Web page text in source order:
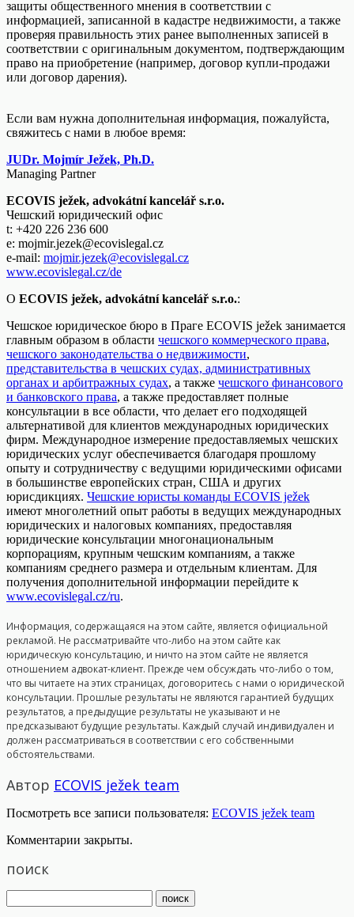
защиты общественного мнения в соответствии с
информацией, записанной в кадастре недвижимости, а также
проверяя правильность этих ранее выполненных записей в
соответствии с оригинальным документом, подтверждающим
право на приобретение (например, договор купли-продажи
или договор дарения).
Если вам нужна дополнительная информация, пожалуйста,
свяжитесь с нами в любое время:
JUDr. Mojmír Ježek, Ph.D.
Managing Partner
ECOVIS ježek, advokátní kancelář s.r.o.
Чешский юридический офис
t: +420 226 236 600
e: mojmir.jezek@ecovislegal.cz
e-mail: mojmir.jezek@ecovislegal.cz
www.ecovislegal.cz/de
O ECOVIS ježek, advokátní kancelář s.r.o.:
Чешское юридическое бюро в Праге ECOVIS ježek занимается
главным образом в области чешского коммерческого права,
чешского законодательства о недвижимости,
представительства в чешских судах, административных
органах и арбитражных судах, а также чешского финансового
и банковского права, а также предоставляет полные
консультации в все области, что делает его подходящей
альтернативой для клиентов международных юридических
фирм. Международное измерение предоставляемых чешских
юридических услуг обеспечивается благодаря прошлому
опыту и сотрудничеству с ведущими юридическими офисами
в большинстве европейских стран, США и других
юрисдикциях. Чешские юристы команды ECOVIS ježek
имеют многолетний опыт работы в ведущих международных
юридических и налоговых компаниях, предоставляя
юридические консультации многонациональным
корпорациям, крупным чешским компаниям, а также
компаниям среднего размера и отдельным клиентам. Для
получения дополнительной информации перейдите к
www.ecovislegal.cz/ru.
Информация, содержащаяся на этом сайте, является официальной
рекламой. Не рассматривайте что-либо на этом сайте как
юридическую консультацию, и ничто на этом сайте не является
отношением адвокат-клиент. Прежде чем обсуждать что-либо о том,
что вы читаете на этих страницах, договоритесь с нами о юридической
консультации. Прошлые результаты не являются гарантией будущих
результатов, а предыдущие результаты не указывают и не
предсказывают будущие результаты. Каждый случай индивидуален и
должен рассматриваться в соответствии с его собственными
обстоятельствами.
Автор ECOVIS ježek team
Посмотреть все записи пользователя: ECOVIS ježek team
Комментарии закрыты.
поиск